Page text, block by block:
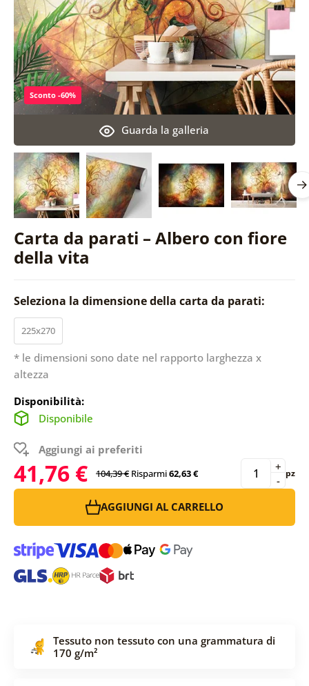
Carta da parati – Albero con fiore
della vita
Guarda la galleria
Sconto -60%
Seleziona la dimensione della carta da parati:
225x270
* le dimensioni sono date nel rapporto larghezza x
altezza
Disponibilità:
Disponibile
Aggiungi ai preferiti
41,76 € 104,39 € Risparmi62,63 € -
+ pz
AGGIUNGI AL CARRELLO
Tessuto non tessuto con una grammatura di
170 g/m²